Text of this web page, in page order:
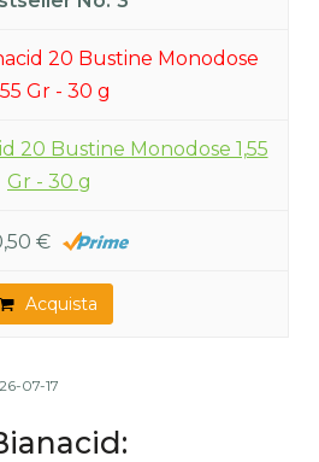
20 Bustine Monodose 1,55
Gr - 30 g
€
Acquista
07-17